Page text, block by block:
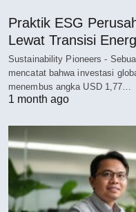
Praktik ESG
Lewat Transisi
Sustainability Pioneers -
mencatat bahwa investasi
menembus angka USD 1,77…
1 month ago